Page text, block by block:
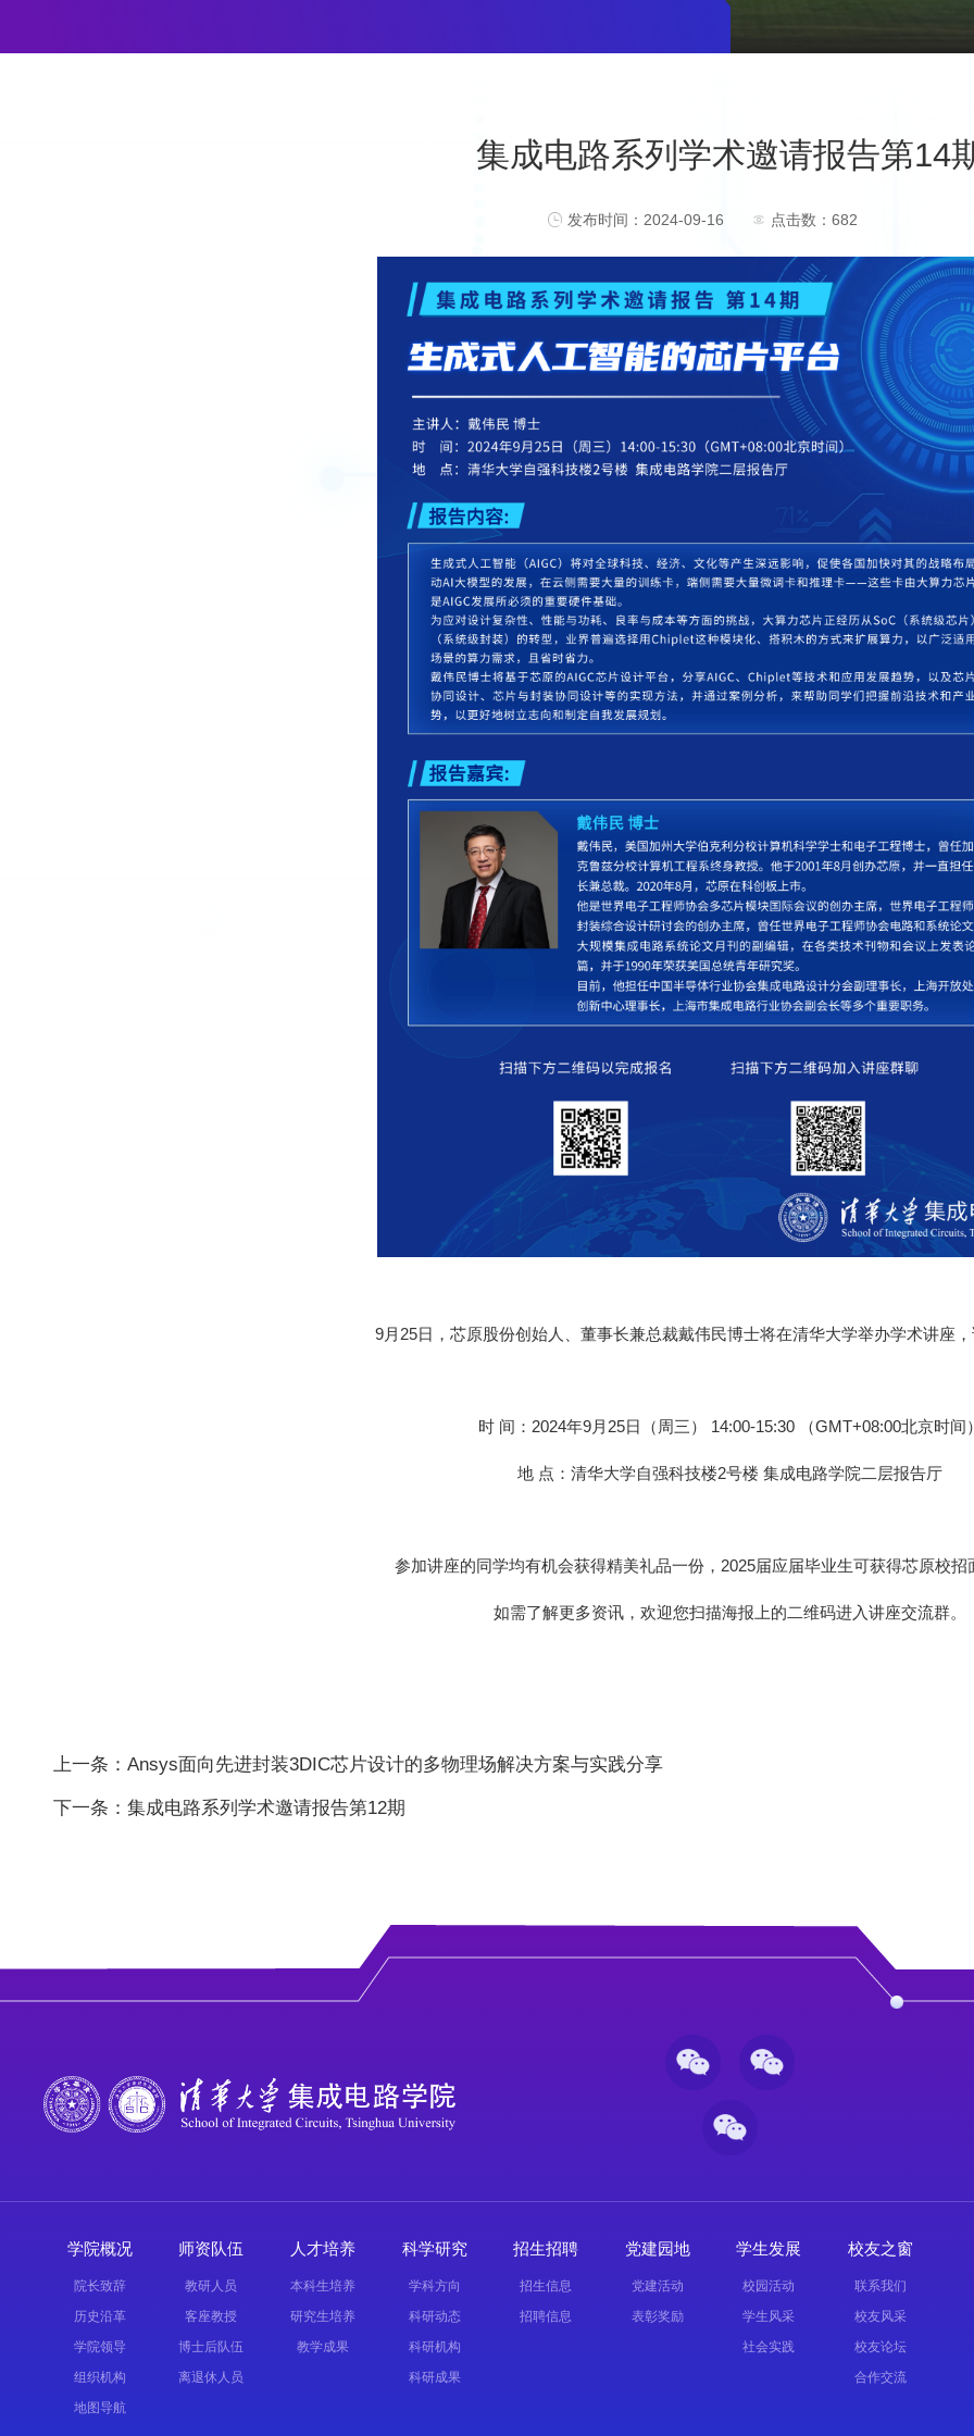
集成电路系列学术邀请报告第14
发布时间：2024-09-16 点击数：682
9月25日，芯原股份创始人、董事长兼总裁戴伟民博士将在清华大学举办学术讲座，
时 间：2024年9月25日（周三） 14:00-15:30 （GMT+08:00北京时间）
地 点：清华大学自强科技楼2号楼 集成电路学院二层报告厅
参加讲座的同学均有机会获得精美礼品一份，2025届应届毕业生可获得芯原校招
如需了解更多资讯，欢迎您扫描海报上的二维码进入讲座交流群。
上一条：Ansys面向先进封装3DIC芯片设计的多物理场解决方案与实践分享
下一条：集成电路系列学术邀请报告第12期
学院概况
院长致辞
历史沿革
学院领导
组织机构
地图导航
师资队伍
教研人员
客座教授
博士后队伍
离退休人员
人才培养
本科生培养
研究生培养
教学成果
科学研究
学科方向
科研动态
科研机构
科研成果
招生招聘
招生信息
招聘信息
党建园地
党建活动
表彰奖励
学生发展
校园活动
学生风采
社会实践
校友之窗
联系我们
校友风采
校友论坛
合作交流